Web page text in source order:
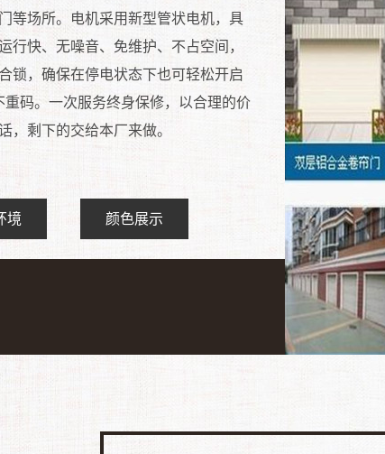
等场所。电机采用新型管状电机，具
行快、无噪音、免维护、不占空间，
锁，确保在停电状态下也可轻松开启
码。一次服务终身保修，以合理的价
，剩下的交给本厂来做。
境 颜色展示